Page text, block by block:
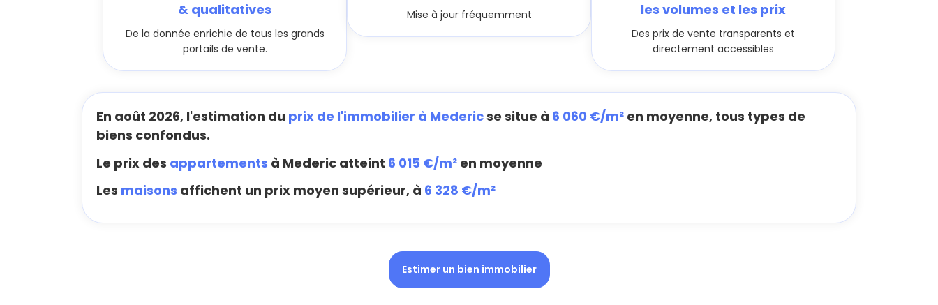
& qualitatives
De la donnée enrichie de tous les grands
portails de vente.
Mise à jour fréquemment
les volumes et les prix
Des prix de vente transparents et
directement accessibles
En août 2026, l'estimation du prix de l'immobilier à Medericse situe à 6 060 €/m² en moyenne, tous types de
biens confondus.
Le prix des appartements à Mederic atteint 6 015 €/m² en moyenne
Les maisons affichent un prix moyen supérieur, à 6 328 €/m²
Estimer un bien immobilier